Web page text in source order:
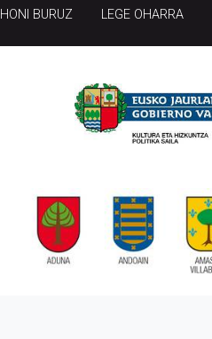
HONI BURUZ LEGE OHARRA